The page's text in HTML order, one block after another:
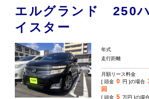
エルグランド 250
イスター
年式
走行距離
月額リース料金
[ 頭金 0 円 ]の場合
回
[ 頭金 5 万円 ]の場